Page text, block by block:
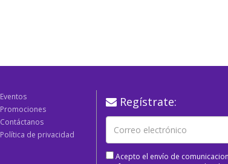
Eventos
Promociones
Contáctanos
Política de privacidad
Regístrate:
Acepto el envío de